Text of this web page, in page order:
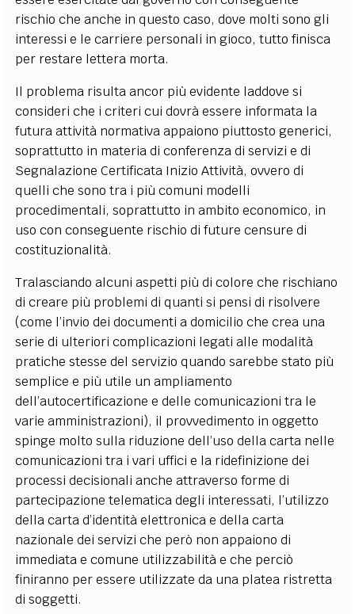
rischio che anche in questo caso, dove molti sono gli
interessi e le carriere personali in gioco, tutto finisca
per restare lettera morta.
Il problema risulta ancor più evidente laddove si
consideri che i criteri cui dovrà essere informata la
futura attività normativa appaiono piuttosto generici,
soprattutto in materia di conferenza di servizi e di
Segnalazione Certificata Inizio Attività, ovvero di
quelli che sono tra i più comuni modelli
procedimentali, soprattutto in ambito economico, in
uso con conseguente rischio di future censure di
costituzionalità.
Tralasciando alcuni aspetti più di colore che rischiano
di creare più problemi di quanti si pensi di risolvere
(come l’invio dei documenti a domicilio che crea una
serie di ulteriori complicazioni legati alle modalità
pratiche stesse del servizio quando sarebbe stato più
semplice e più utile un ampliamento
dell’autocertificazione e delle comunicazioni tra le
varie amministrazioni), il provvedimento in oggetto
spinge molto sulla riduzione dell’uso della carta nelle
comunicazioni tra i vari uffici e la ridefinizione dei
processi decisionali anche attraverso forme di
partecipazione telematica degli interessati, l’utilizzo
della carta d’identità elettronica e della carta
nazionale dei servizi che però non appaiono di
immediata e comune utilizzabilità e che perciò
finiranno per essere utilizzate da una platea ristretta
di soggetti.